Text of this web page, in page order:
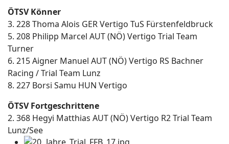
ÖTSV Könner
3. 228 Thoma Alois GER Vertigo TuS Fürstenfeldbruck
5. 208 Philipp Marcel AUT (NÖ) Vertigo Trial Team
Turner
6. 215 Aigner Manuel AUT (NÖ) Vertigo RS Bachner
Racing / Trial Team Lunz
8. 227 Borsi Samu HUN Vertigo
ÖTSV Fortgeschrittene
2. 368 Hegyi Matthias AUT (NÖ) Vertigo R2 Trial Team
Lunz/See